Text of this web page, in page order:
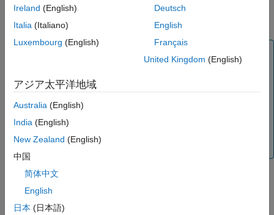
る場合は、共有が常に有効になっているため、MATLAB
Connector は必要ありません。
上の他のフォルダーへのシンボリック リンクが含まれて
いる場合は、そのフォルダーを共有すると、共有フォルダ
ーの受信者に、システム上の他の場所へのアクセスを許可
することになる場合があります。
シンボリック リンクをたどります。
個人的な招待でのファイルおよびフォルダーの共有
個人的な招待を送信してファイルおよびフォルダーを共有できま
Ireland (English)
Italia (Italiano)
Luxembourg (English)
Deutsch
English
Français
United Kingdom (English)
アジア太平洋地域
Australia (English)
India (English)
New Zealand (English)
中国
简体中文
English
日本 (日本語)